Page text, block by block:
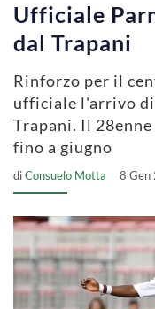
Ufficiale
dal Trapani
Rinforzo per il
ufficiale l'arrivo
Trapani. Il
fino a giugno
diConsuelo Motta 8 Gen